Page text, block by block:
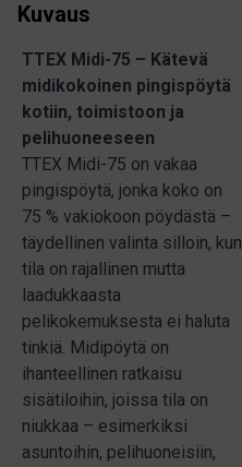
Kuvaus
TTEX Midi-75 – Kätevä
midikokoinen pingispöytä
kotiin, toimistoon ja
pelihuoneeseen
TTEX Midi-75 on vakaa
pingispöytä, jonka koko on
75 % vakiokoon pöydästä –
täydellinen valinta silloin, kun
tila on rajallinen mutta
laadukkaasta
pelikokemuksesta ei haluta
tinkiä. Midipöytä on
ihanteellinen ratkaisu
sisätiloihin, joissa tila on
niukkaa – esimerkiksi
asuntoihin, pelihuoneisiin,